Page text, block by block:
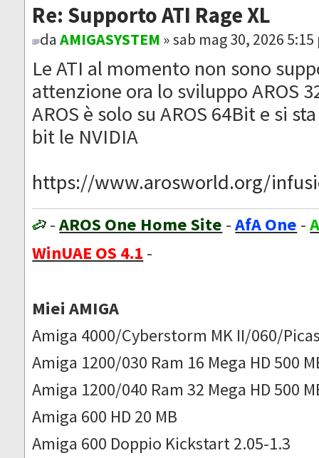
Re: Supporto ATI Rage XL
daAMIGASYSTEM » sab mag 30, 2026
Le ATI al momento non sono
attenzione ora lo sviluppo AROS
AROS è solo su AROS 64Bit e si
bit le NVIDIA
https://www.arosworld.org/
-AROS One Home Site -AfA One -
WinUAE OS 4.1 -
Miei AMIGA
Amiga 4000/Cyberstorm MK II/060/
Amiga 1200/030 Ram 16 Mega HD 500
Amiga 1200/040 Ram 32 Mega HD 500
Amiga 600 HD 20 MB
Amiga 600 Doppio Kickstart 2.05-1.3